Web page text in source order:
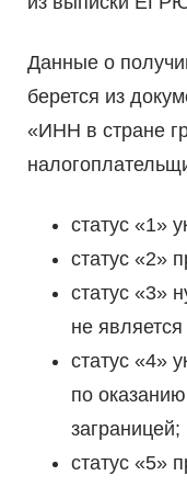
Данные о
берется из
«ИНН в стране
статус «1»
статус «2»
статус «3»
не
статус «4»
по
заграницей;
статус «5»